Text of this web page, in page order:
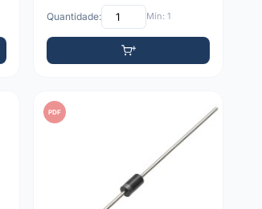
Quantidade: Mín: 1
PDF